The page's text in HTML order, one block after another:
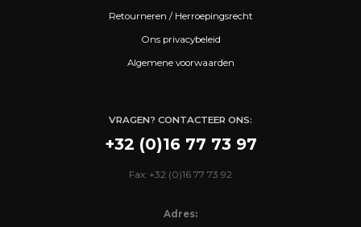
Retourneren / Herroepingsrecht
Ons privacybeleid
Algemene voorwaarden
VRAGEN? CONTACTEER ONS:
+32 (0)16 77 73 97
Fax: +32 (0)16 77 73 92
Adres: